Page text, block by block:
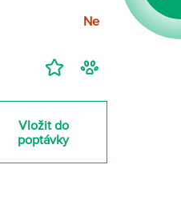
Ne
na
seznam
pes
Vložit do
poptávky